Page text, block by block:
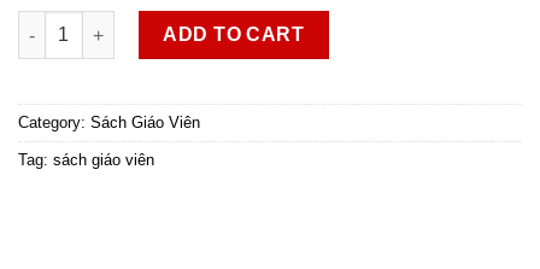
SGV Hoạt động trải nghiệm, hướng nghiệp 12 quantity
ADD TO CART
Category: Sách Giáo Viên
Tag: sách giáo viên